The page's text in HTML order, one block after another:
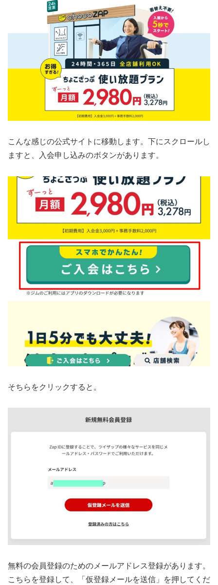
こんな感じの公式サイトに移動します。下にスクロールし
ますと、入会申し込みのボタンがあります。
そちらをクリックすると。
無料の会員登録のためのメールアドレス登録があります。
こちらを登録して、「仮登録メールを送信」を押してくだ